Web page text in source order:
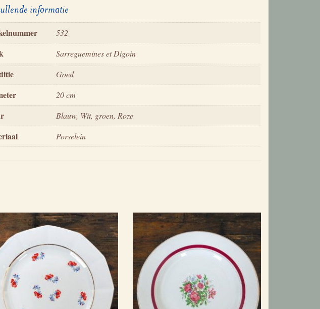
informatie
532
Sarreguemines et Digoin
Goed
20 cm
Blauw, Wit, groen, Roze
Porselein